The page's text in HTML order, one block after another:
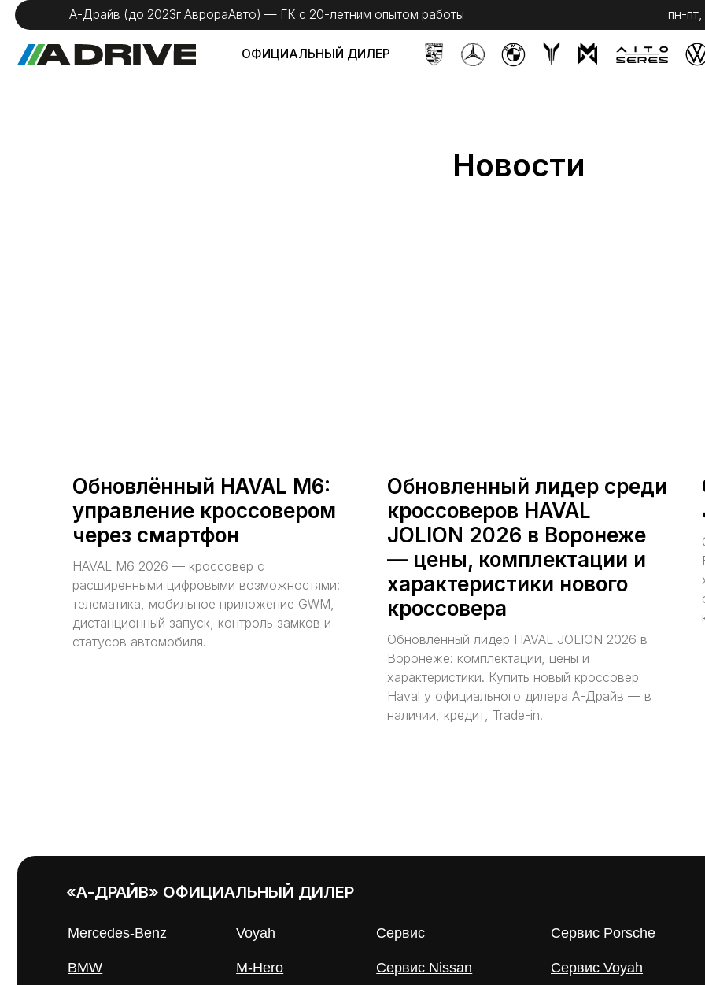
А-Драйв (до 2023г АврораАвто) — ГК с 20-летним опытом работы пн-пт, с 9 до 20
ОФИЦИАЛЬНЫЙ ДИЛЕР
Новости
Обновлённый HAVAL M6:
управление кроссовером
через смартфон
HAVAL M6 2026 — кроссовер с
расширенными цифровыми возможностями:
телематика, мобильное приложение GWM,
дистанционный запуск, контроль замков и
статусов автомобиля.
Обновленный лидер среди
кроссоверов HAVAL
JOLION 2026 в Воронеже
— цены, комплектации и
характеристики нового
кроссовера
Обновленный лидер HAVAL JOLION 2026 в
Воронеже: комплектации, цены и
характеристики. Купить новый кроссовер
Haval у официального дилера А-Драйв — в
наличии, кредит, Trade-in.
Porsche
Volkswagen
(Lynk&Co)
Сервис Mercedes-Benz
Сервис BMW Сервис Volkswagen
AITO SERES
Nissan